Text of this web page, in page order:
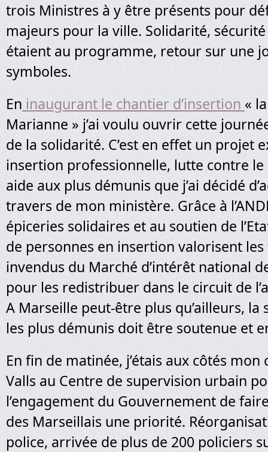
trois Ministres à y être présents pour
majeurs pour la ville. Solidarité,
étaient au programme, retour sur une
symboles.
En inaugurant le chantier d’insertion «
Marianne » j’ai voulu ouvrir cette
de la solidarité. C’est en effet un projet
insertion professionnelle, lutte contre le
aide aux plus démunis que j’ai décidé
travers de mon ministère. Grâce à
épiceries solidaires et au soutien de
de personnes en insertion valorisent
invendus du Marché d’intérêt national
pour les redistribuer dans le circuit de
A Marseille peut-être plus qu’ailleurs,
les plus démunis doit être soutenue et
En fin de matinée, j’étais aux côtés
Valls au Centre de supervision urbain
l’engagement du Gouvernement de
des Marseillais une priorité.
police, arrivée de plus de 200 policiers